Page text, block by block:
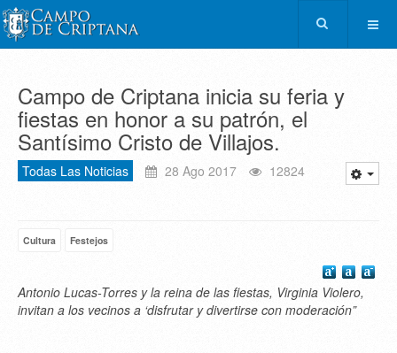
Campo de Criptana inicia su feria y
fiestas en honor a su patrón, el
Santísimo Cristo de Villajos.
Todas Las Noticias 28 Ago 2017 12824
Cultura Festejos
Antonio Lucas-Torres y la reina de las fiestas, Virginia Violero,
invitan a los vecinos a ‘disfrutar y divertirse con moderación”